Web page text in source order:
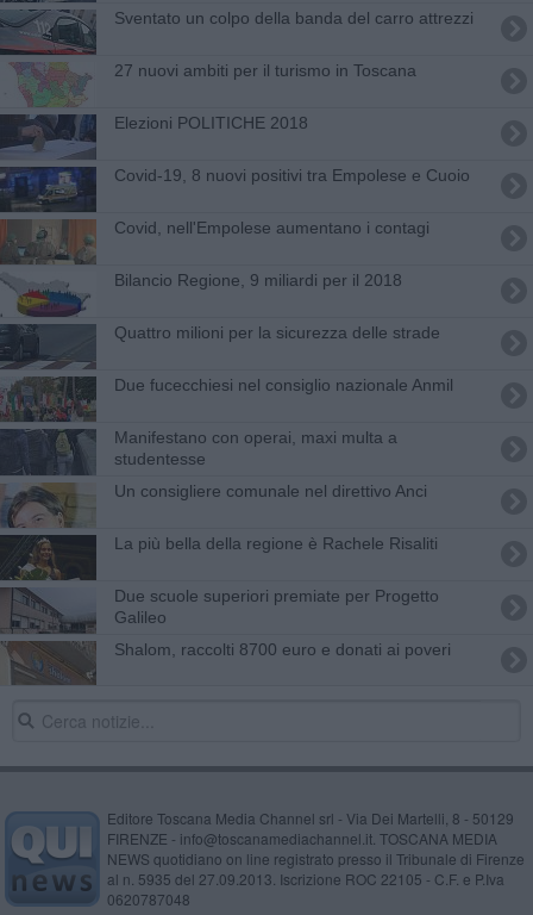
Sventato un colpo della banda del carro attrezzi
27 nuovi ambiti per il turismo in Toscana
Elezioni POLITICHE 2018
Covid-19, 8 nuovi positivi tra Empolese e Cuoio
Covid, nell'Empolese aumentano i contagi
Bilancio Regione, 9 miliardi per il 2018
Quattro milioni per la sicurezza delle strade
Due fucecchiesi nel consiglio nazionale Anmil
Manifestano con operai, maxi multa a
studentesse
Un consigliere comunale nel direttivo Anci
La più bella della regione è Rachele Risaliti
Due scuole superiori premiate per Progetto
Galileo
Shalom, raccolti 8700 euro e donati ai poveri
Editore Toscana Media Channel srl - Via Dei Martelli, 8 - 50129
FIRENZE - info@toscanamediachannel.it. TOSCANA MEDIA
NEWS quotidiano on line registrato presso il Tribunale di Firenze
al n. 5935 del 27.09.2013. Iscrizione ROC 22105 - C.F. e P.Iva
0620787048